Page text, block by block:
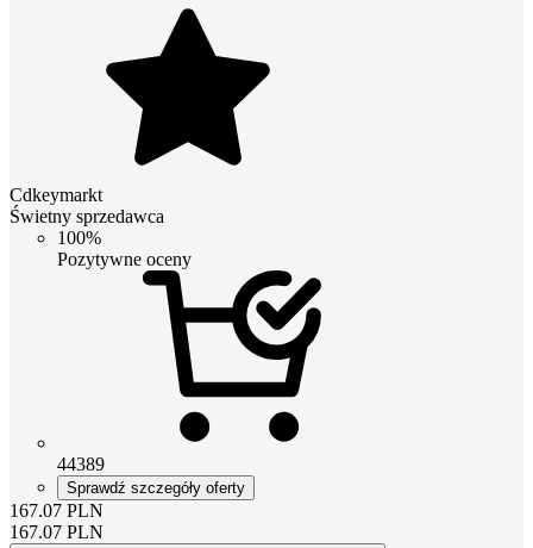
Cdkeymarkt
Świetny sprzedawca
100%
Pozytywne oceny
44389
Sprawdź szczegóły oferty
167.07 PLN
167.07 PLN